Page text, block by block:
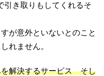
引き取りもしてくれるそ
が意外といないとのこと
れません。
解決するサービス そし